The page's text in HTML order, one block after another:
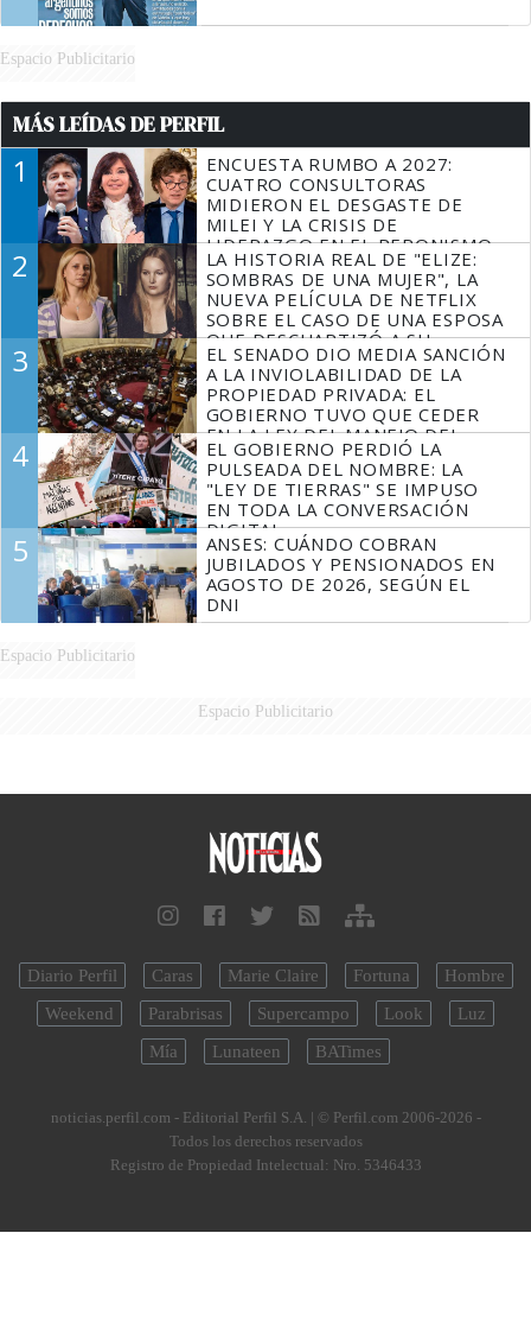
Espacio Publicitario
MÁS LEÍDAS DE PERFIL
1
ENCUESTA RUMBO A 2027:
CUATRO CONSULTORAS
MIDIERON EL DESGASTE DE
MILEI Y LA CRISIS DE
LIDERAZGO EN EL PERONISMO
2
LA HISTORIA REAL DE "ELIZE:
SOMBRAS DE UNA MUJER", LA
NUEVA PELÍCULA DE NETFLIX
SOBRE EL CASO DE UNA ESPOSA
QUE DESCUARTIZÓ A SU
MARIDO
3
EL SENADO DIO MEDIA SANCIÓN
A LA INVIOLABILIDAD DE LA
PROPIEDAD PRIVADA: EL
GOBIERNO TUVO QUE CEDER
EN LA LEY DEL MANEJO DEL
FUEGO
4
EL GOBIERNO PERDIÓ LA
PULSEADA DEL NOMBRE: LA
"LEY DE TIERRAS" SE IMPUSO
EN TODA LA CONVERSACIÓN
DIGITAL
5
ANSES: CUÁNDO COBRAN
JUBILADOS Y PENSIONADOS EN
AGOSTO DE 2026, SEGÚN EL
DNI
Espacio Publicitario
Espacio Publicitario
Diario Perfil Caras Marie Claire Fortuna
Hombre
Weekend
Parabrisas Supercampo Look
Luz
Mía
Lunateen BATimes
noticias.perfil.com - Editorial Perfil S.A. | © Perfil.com 2006-2026 -
Todos los derechos reservados
Registro de Propiedad Intelectual: Nro. 5346433